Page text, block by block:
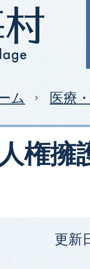
ム 医療
権擁
更新